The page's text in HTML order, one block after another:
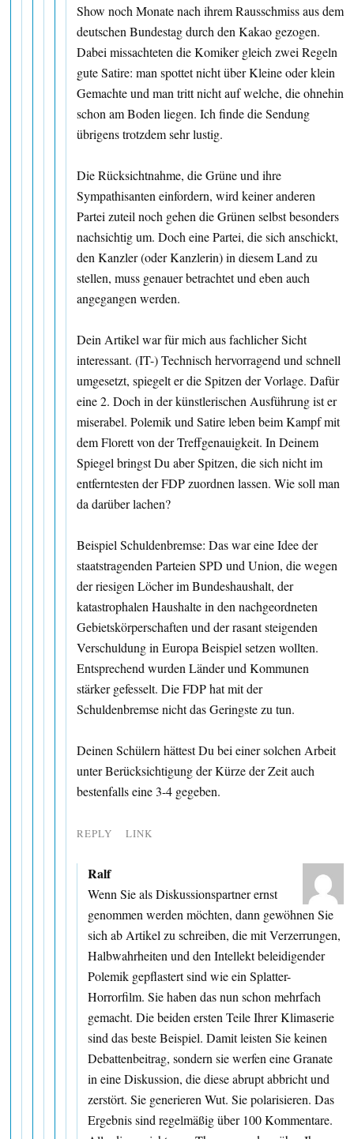
Show noch Monate nach ihrem Rausschmiss aus dem
deutschen Bundestag durch den Kakao gezogen.
Dabei missachteten die Komiker gleich zwei Regeln
gute Satire: man spottet nicht über Kleine oder klein
Gemachte und man tritt nicht auf welche, die ohnehin
schon am Boden liegen. Ich finde die Sendung
übrigens trotzdem sehr lustig.
Die Rücksichtnahme, die Grüne und ihre
Sympathisanten einfordern, wird keiner anderen
Partei zuteil noch gehen die Grünen selbst besonders
nachsichtig um. Doch eine Partei, die sich anschickt,
den Kanzler (oder Kanzlerin) in diesem Land zu
stellen, muss genauer betrachtet und eben auch
angegangen werden.
Dein Artikel war für mich aus fachlicher Sicht
interessant. (IT-) Technisch hervorragend und schnell
umgesetzt, spiegelt er die Spitzen der Vorlage. Dafür
eine 2. Doch in der künstlerischen Ausführung ist er
miserabel. Polemik und Satire leben beim Kampf mit
dem Florett von der Treffgenauigkeit. In Deinem
Spiegel bringst Du aber Spitzen, die sich nicht im
entferntesten der FDP zuordnen lassen. Wie soll man
da darüber lachen?
Beispiel Schuldenbremse: Das war eine Idee der
staatstragenden Parteien SPD und Union, die wegen
der riesigen Löcher im Bundeshaushalt, der
katastrophalen Haushalte in den nachgeordneten
Gebietskörperschaften und der rasant steigenden
Verschuldung in Europa Beispiel setzen wollten.
Entsprechend wurden Länder und Kommunen
stärker gefesselt. Die FDP hat mit der
Schuldenbremse nicht das Geringste zu tun.
Deinen Schülern hättest Du bei einer solchen Arbeit
unter Berücksichtigung der Kürze der Zeit auch
bestenfalls eine 3-4 gegeben.
REPLY LINK
Ralf
Wenn Sie als Diskussionspartner ernst
genommen werden möchten, dann gewöhnen Sie
sich ab Artikel zu schreiben, die mit Verzerrungen,
Halbwahrheiten und den Intellekt beleidigender
Polemik gepflastert sind wie ein Splatter-
Horrorfilm. Sie haben das nun schon mehrfach
gemacht. Die beiden ersten Teile Ihrer Klimaserie
sind das beste Beispiel. Damit leisten Sie keinen
Debattenbeitrag, sondern sie werfen eine Granate
in eine Diskussion, die diese abrupt abbricht und
zerstört. Sie generieren Wut. Sie polarisieren. Das
Ergebnis sind regelmäßig über 100 Kommentare.